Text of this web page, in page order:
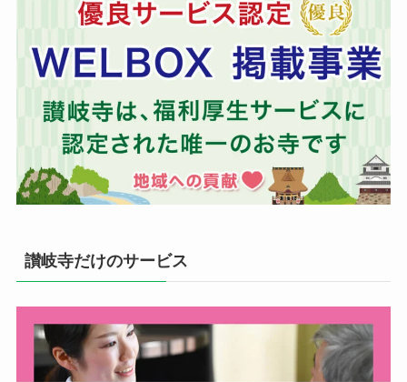
讃岐寺だけのサービス